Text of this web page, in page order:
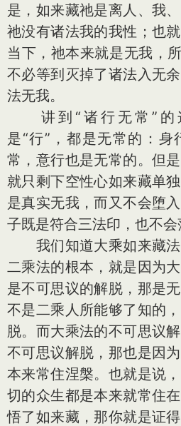
是，如来藏祂是离人、我
祂没有诸法我的我性；也
当下，祂本来就是无我，
不必等到灭掉了诸法入无
法无我。
讲到“诸行无常”的
是“行”，都是无常的：
常，意行也是无常的。但
就只剩下空性心如来藏单
是真实无我，而又不会堕
子既是符合三法印，也不会
我们知道大乘如来藏法
二乘法的根本，就是因为
是不可思议的解脱，那是
不是二乘人所能够了知的
脱。而大乘法的不可思议
不可思议解脱，那也是因
本来常住涅槃。也就是说
切的众生都是本来就常住
悟了如来藏，那你就是证